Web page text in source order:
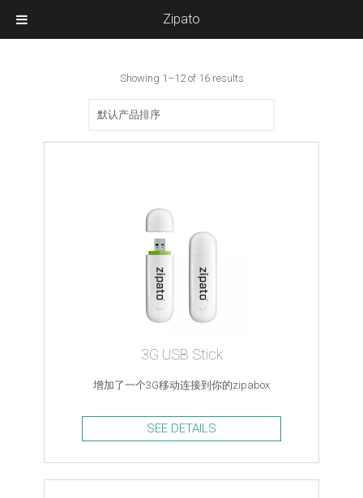
Showing 1–12 of 16 results
3G USB Stick
增加了一个3G移动连接到你的zipabox
SEE DETAILS
Zipato